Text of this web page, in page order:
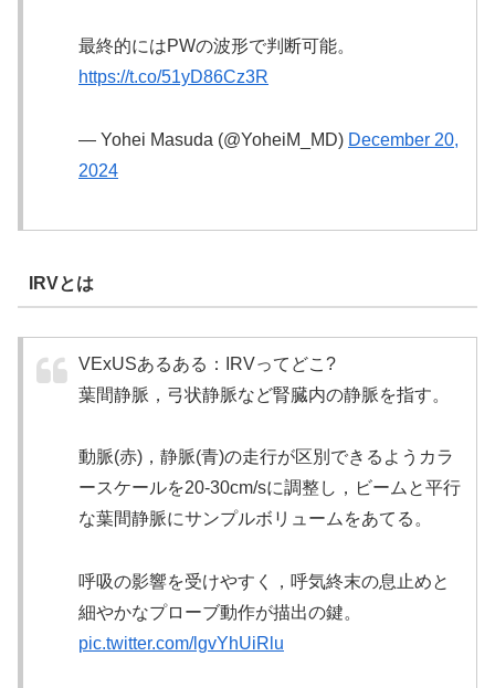
最終的にはPWの波形で判断可能。
https://t.co/51yD86Cz3R
— Yohei Masuda (@YoheiM_MD) December 20,
2024
IRVとは
VExUSあるある：IRVってどこ?
葉間静脈，弓状静脈など腎臓内の静脈を指す。
動脈(赤)，静脈(青)の走行が区別できるようカラ
ースケールを20-30cm/sに調整し，ビームと平行
な葉間静脈にサンプルボリュームをあてる。
呼吸の影響を受けやすく，呼気終末の息止めと
細やかなプローブ動作が描出の鍵。
pic.twitter.com/lgvYhUiRlu